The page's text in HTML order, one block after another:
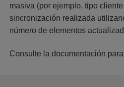
masiva (por ejemplo, tipo
sincronización realizada
número de elementos
Consulte la documentación para